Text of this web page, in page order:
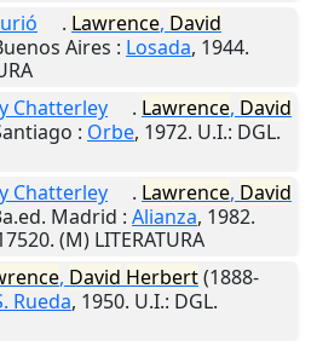
. Lawrence, David
Aires : Losada, 1944.
Chatterley
. Lawrence, David
: Orbe, 1972. U.I.: DGL.
Chatterley
. Lawrence, David
Madrid : Alianza, 1982.
(M) LITERATURA
, David Herbert(1888-
Rueda, 1950. U.I.: DGL.